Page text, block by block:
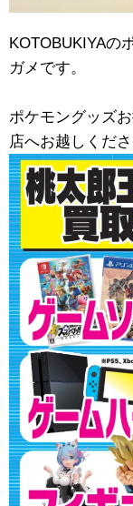
KOTOBUKIYA
ガメです。
ポケモングッズ
店へお越しくだ